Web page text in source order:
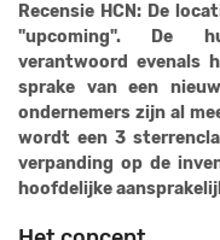
Recensie HCN: De
"upcoming". De
verantwoord evenals
sprake van een
ondernemers zijn al
wordt een 3
verpanding op de
hoofdelijke